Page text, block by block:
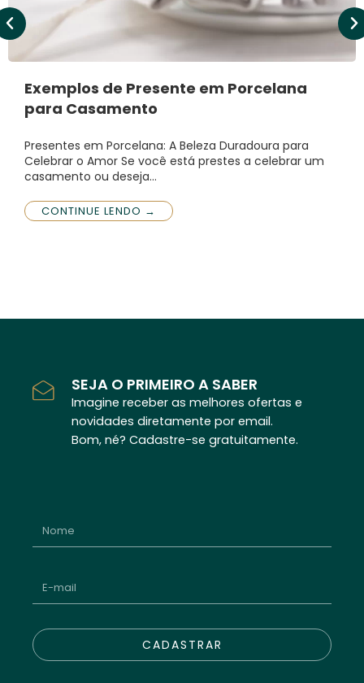
Exemplos de Presente em Porcelana
para Casamento
Presentes em Porcelana: A Beleza Duradoura para
Celebrar o Amor Se você está prestes a celebrar um
casamento ou deseja…
CONTINUE LENDO →
SEJA O PRIMEIRO A SABER
Imagine receber as melhores ofertas e
novidades diretamente por email.
Bom, né? Cadastre-se gratuitamente.
CADASTRAR